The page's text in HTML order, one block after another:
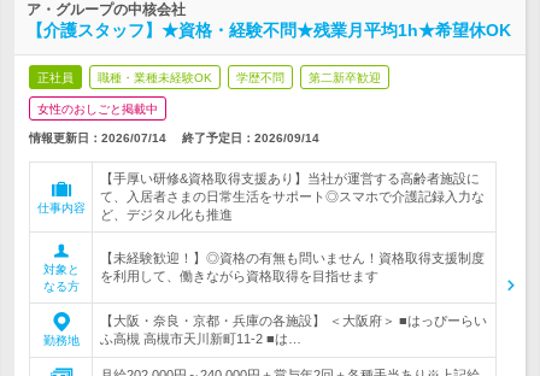
ア・グループの中核会社
【介護スタッフ】★資格・経験不問★残業月平均1h★希望休OK
正社員 職種・業種未経験OK 学歴不問 第二新卒歓迎
女性のおしごと掲載中
情報更新日：2026/07/14 終了予定日： 2026/09/14
仕事内容
【手厚い研修&資格取得支援あり】当社が運営する高齢者施設に
て、入居者さまの日常生活をサポート◎スマホで介護記録入力な
ど、デジタル化も推進
対象と
なる方
【未経験歓迎！】◎資格の有無も問いません！資格取得支援制度
を利用して、働きながら資格取得を目指せます
勤務地
【大阪・奈良・京都・兵庫の各施設】 ＜大阪府＞ ■はっぴーらい
ふ高槻 高槻市天川新町11-2 ■は…